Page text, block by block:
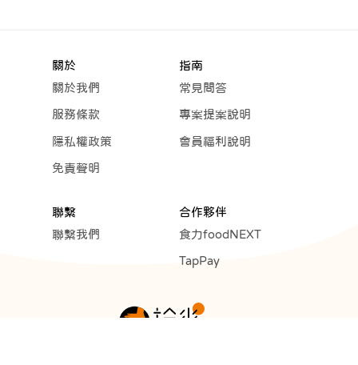
關於
關於我們
服務條款
隱私權政策
免責聲明
指南
常見問答
專案提案說明
會員福利說明
聯繫
聯繫我們
合作夥伴
食力foodNEXT
TapPay